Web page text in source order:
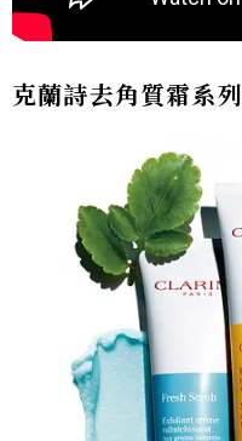
克蘭詩去角質霜系列